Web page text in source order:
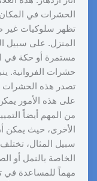
الحشرات في
تظهر سلوكيات غير
المنزل. على سبيل
مستمرة أو حكة في
حشرات الفروانية.
تصدر هذه الحشرات
على هذه الأمور
من المهم أيضاً
الأخرى، حيث يمكن
سبيل المثال،
الخاصة بالنمل أو
مهماً للمساعدة في